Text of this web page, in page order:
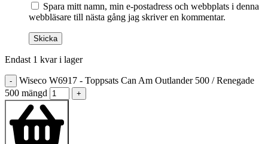
Spara mitt namn, min e-postadress och webbplats i denna
webbläsare till nästa gång jag skriver en kommentar.
Endast 1 kvar i lager
-
Wiseco W6917 - Toppsats Can Am Outlander 500 / Renegade
500 mängd
+